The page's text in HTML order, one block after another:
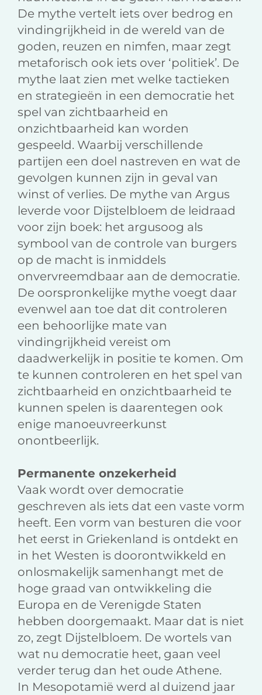
De mythe vertelt iets over bedrog en
vindingrijkheid in de wereld van de
goden, reuzen en nimfen, maar zegt
metaforisch ook iets over ‘politiek’. De
mythe laat zien met welke tactieken
en strategieën in een democratie het
spel van zichtbaarheid en
onzichtbaarheid kan worden
gespeeld. Waarbij verschillende
partijen een doel nastreven en wat de
gevolgen kunnen zijn in geval van
winst of verlies. De mythe van Argus
leverde voor Dijstelbloem de leidraad
voor zijn boek: het argusoog als
symbool van de controle van burgers
op de macht is inmiddels
onvervreemdbaar aan de democratie.
De oorspronkelijke mythe voegt daar
evenwel aan toe dat dit controleren
een behoorlijke mate van
vindingrijkheid vereist om
daadwerkelijk in positie te komen. Om
te kunnen controleren en het spel van
zichtbaarheid en onzichtbaarheid te
kunnen spelen is daarentegen ook
enige manoeuvreerkunst
onontbeerlijk.
Permanente onzekerheid
Vaak wordt over democratie
geschreven als iets dat een vaste vorm
heeft. Een vorm van besturen die voor
het eerst in Griekenland is ontdekt en
in het Westen is doorontwikkeld en
onlosmakelijk samenhangt met de
hoge graad van ontwikkeling die
Europa en de Verenigde Staten
hebben doorgemaakt. Maar dat is niet
zo, zegt Dijstelbloem. De wortels van
wat nu democratie heet, gaan veel
verder terug dan het oude Athene.
In Mesopotamië werd al duizend jaar